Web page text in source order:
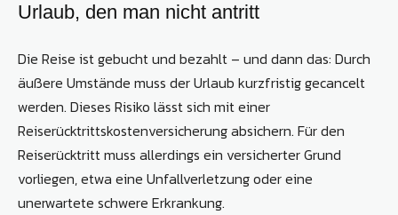
Urlaub, den man nicht antritt
Die Reise ist gebucht und bezahlt – und dann das: Durch
äußere Umstände muss der Urlaub kurzfristig gecancelt
werden. Dieses Risiko lässt sich mit einer
Reiserücktrittskostenversicherung absichern. Für den
Reiserücktritt muss allerdings ein versicherter Grund
vorliegen, etwa eine Unfallverletzung oder eine
unerwartete schwere Erkrankung.